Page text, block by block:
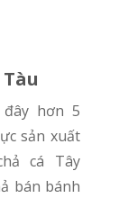
sản xuất
cá Tây
bán bánh